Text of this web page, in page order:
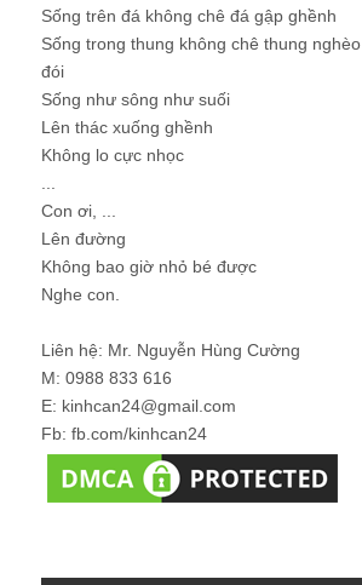
Sống trên đá không chê đá gập ghềnh
Sống trong thung không chê thung nghèo
đói
Sống như sông như suối
Lên thác xuống ghềnh
Không lo cực nhọc
Con ơi, ...
Lên đường
Không bao giờ nhỏ bé được
Nghe con.
Liên hệ: Mr. Nguyễn Hùng Cường
M: 0988 833 616
E: kinhcan24@gmail.com
Fb: fb.com/kinhcan24